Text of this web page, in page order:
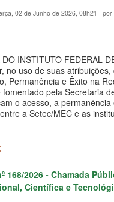
02 de Junho de 2026, 08h21 | por
DO INSTITUTO FEDERAL
no uso de suas atribuições,
Permanência e Êxito na
fomentado pela Secretaria
o acesso, a
a Setec/MEC e as
168/2026 - Chamada
Científica e